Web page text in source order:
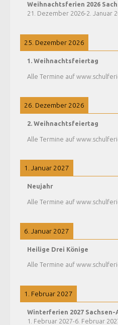
Weihnachtsferien 2026
21. Dezember 2026-2. Januar
25. Dezember 2026
1. Weihnachtsfeiertag
Alle Termine auf
26. Dezember 2026
2. Weihnachtsfeiertag
Alle Termine auf
1. Januar 2027
Neujahr
Alle Termine auf
6. Januar 2027
Heilige Drei Könige
Alle Termine auf
1. Februar 2027
Winterferien 2027 Sachsen-
1. Februar 2027-6. Februar